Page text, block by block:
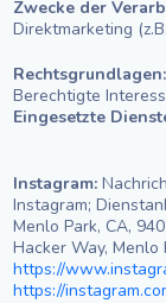
Zwecke der
Direktmarketing
Rechtsgrundlagen:
Berechtigte
Eingesetzte
Instagram:
Instagram;
Menlo Park, CA,
Hacker Way, Menlo
https://
https://